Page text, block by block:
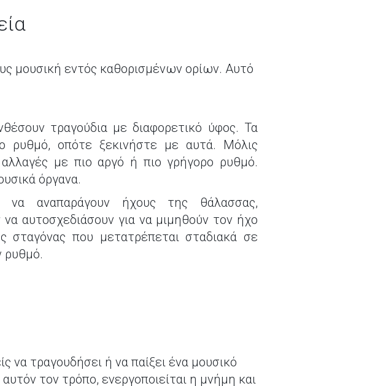
μουσική εντός καθορισμένων ορίων. Αυτό
τραγούδια με διαφορετικό ύφος. Τα
ρυθμό, οπότε ξεκινήστε με αυτά. Μόλις
με πιο αργό ή πιο γρήγορο ρυθμό.
όργανα.
αναπαράγουν ήχους της θάλασσας,
αυτοσχεδιάσουν για να μιμηθούν τον ήχο
σταγόνας που μετατρέπεται σταδιακά σε
ρυθμό.
να τραγουδήσει ή να παίξει ένα μουσικό
τον τρόπο, ενεργοποιείται η μνήμη και